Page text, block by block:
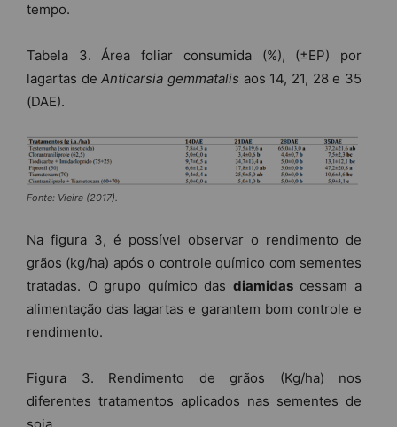
tempo.
Tabela 3. Área foliar consumida (%), (±EP) por
lagartas deAnticarsia gemmatalis aos 14, 21, 28 e 35
(DAE).
Fonte: Vieira (2017).
Na figura 3, é possível observar o rendimento de
grãos (kg/ha) após o controle químico com sementes
tratadas. O grupo químico das diamidascessam a
alimentação das lagartas e garantem bom controle e
rendimento.
Figura 3. Rendimento de grãos (Kg/ha) nos
diferentes tratamentos aplicados nas sementes de